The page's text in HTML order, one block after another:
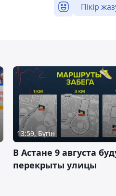
Пікір
13:59, Бүгін
В Астане 9 августа
перекрыты улицы